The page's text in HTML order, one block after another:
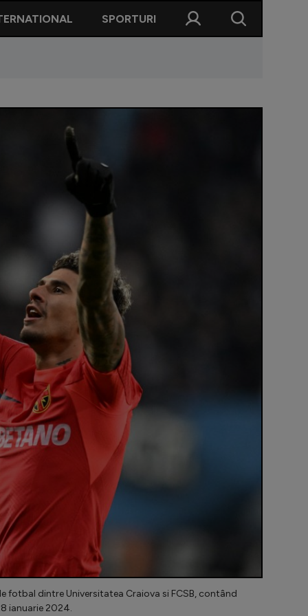
SPORTURI
Reacție sinceră: "Nu a fost obiectivul meu!"
fotbal dintre Universitatea Craiova si FCSB, contând
ianuarie 2024.